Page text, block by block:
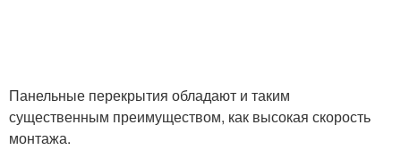
Сборно-монолитные
перекрытия
Перекрытия по
деревянным балкам
Панельные перекрытия обладают и таким
существенным преимуществом, как высокая скорость
монтажа.